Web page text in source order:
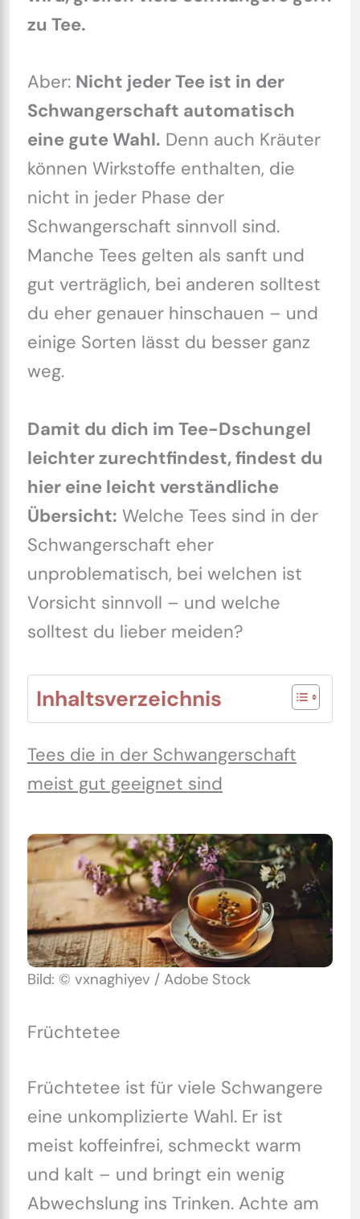
zu Tee.
Aber: Nicht jeder Tee ist in der
Schwangerschaft automatisch
eine gute Wahl. Denn auch Kräuter
können Wirkstoffe enthalten, die
nicht in jeder Phase der
Schwangerschaft sinnvoll sind.
Manche Tees gelten als sanft und
gut verträglich, bei anderen solltest
du eher genauer hinschauen – und
einige Sorten lässt du besser ganz
weg.
Damit du dich im Tee-Dschungel
leichter zurechtfindest, findest du
hier eine leicht verständliche
Übersicht: Welche Tees sind in der
Schwangerschaft eher
unproblematisch, bei welchen ist
Vorsicht sinnvoll – und welche
solltest du lieber meiden?
Inhaltsverzeichnis
Tees die in der Schwangerschaft
meist gut geeignet sind
Bild: © vxnaghiyev / Adobe Stock
Früchtetee
Früchtetee ist für viele Schwangere
eine unkomplizierte Wahl. Er ist
meist koffeinfrei, schmeckt warm
und kalt – und bringt ein wenig
Abwechslung ins Trinken. Achte am